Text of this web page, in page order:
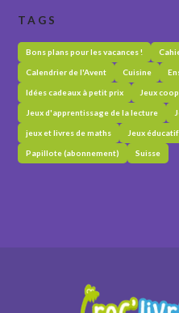
TAGS
Bons plans pour les vacances !
Calendrier de l'Avent Cuisine
Idées cadeaux à petit prix Jeux
Jeux d'apprentissage de la lecture
jeux et livres de maths Jeux
Papillote (abonnement) Suisse